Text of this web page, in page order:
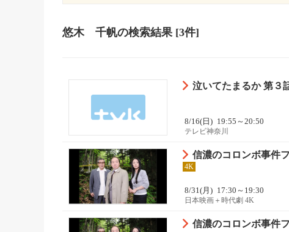
悠木 千帆の検索結果 [3件]
泣いてたまるか 第３
8/16(日) 19:55～20:50
テレビ神奈川
信濃のコロンボ事件
4K
8/31(月) 17:30～19:30
日本映画＋時代劇 4K
信濃のコロンボ事件